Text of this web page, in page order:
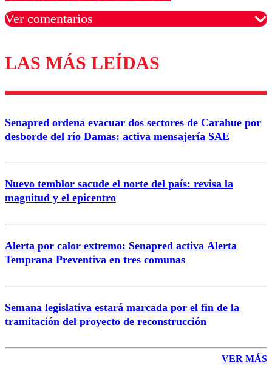
Ver comentarios
Los comentarios son moderados para garantizar un
diálogo respetuoso.
Correo
LAS MÁS LEÍDAS
Senapred ordena evacuar dos sectores de Carahue por
desborde del río Damas: activa mensajería SAE
Nuevo temblor sacude el norte del país: revisa la
magnitud y el epicentro
Alerta por calor extremo: Senapred activa Alerta
Temprana Preventiva en tres comunas
Semana legislativa estará marcada por el fin de la
tramitación del proyecto de reconstrucción
VER MÁS